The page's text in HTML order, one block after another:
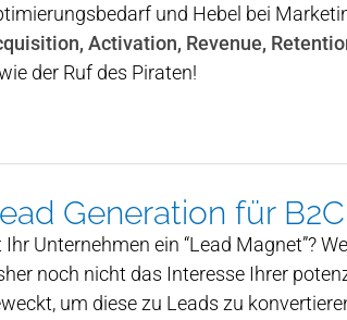
und Hebel bei
Activation, Revenue,
der Ruf des Piraten!
Generation für
Ihr Unternehmen ein “Lead Magnet”?
noch nicht das Interesse Ihrer
um diese zu Leads zu